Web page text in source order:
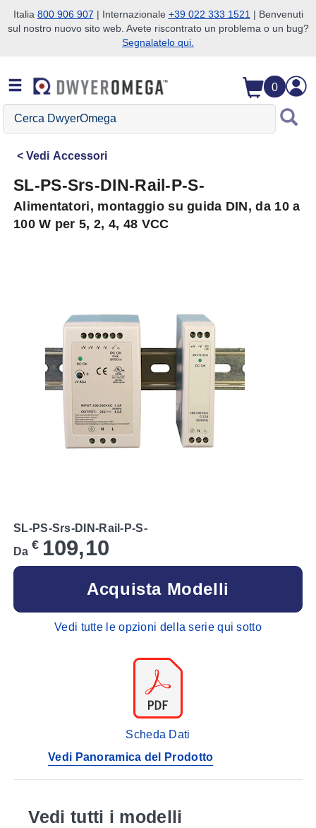
Salta alla ricerca
Salta al contenuto principale
Salta alla navigazione
Italia 800 906 907 | Internazionale +39 022 333 1521 | Benvenuti
sul nostro nuovo sito web. Avete riscontrato un problema o un bug?
Segnalatelo qui.
0
Cerca
DwyerOmega
Vedi Accessori
SL-PS-Srs-DIN-Rail-P-S-
Alimentatori, montaggio su guida DIN, da 10 a
100 W per 5, 2, 4, 48 VCC
Vedi Panoramica del Prodotto
SL-PS-Srs-DIN-Rail-P-S-
Da € 109,10
Acquista Modelli
Vedi tutte le opzioni della serie qui sotto
Scheda Dati
Vedi tutti i modelli